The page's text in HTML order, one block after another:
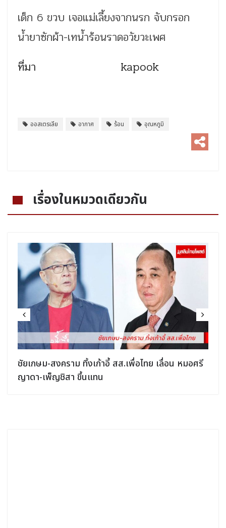
เด็ก 6 ขวบ เจอแม่เลี้ยงจากนรก จับกรอก
น้ำยาซักผ้า-เทน้ำร้อนราดอวัยวะเพศ
ที่มา kapook
ออสเตรเลีย อากาศ ร้อน อุณหภูมิ
เรื่องในหมวดเดียวกัน
ชัยเกษม-สงคราม ทิ้งเก้าอี้ สส.เพื่อไทย เลื่อน หมอศรี
ญาดา-เพ็ญชิสา ขึ้นแทน